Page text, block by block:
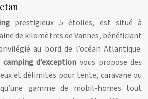
prestigieux 5 étoiles, est situé à
de kilomètres de Vannes, bénéficiant
au bord de l’océan Atlantique.
camping d’exception vous propose des
et délimités pour tente, caravane ou
gamme de mobil-homes tout